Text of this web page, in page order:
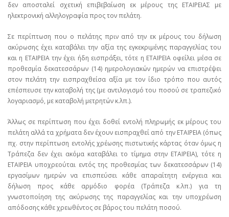
δεν αποσταλεί σχετική επιβεβαίωση εκ μέρους της ΕΤΑΙΡΕΙΑΣ με
ηλεκτρονική αλληλογραφία προς τον πελάτη.
Σε περίπτωση που ο πελάτης πριν από την εκ μέρους του δήλωση
ακύρωσης έχει καταβάλει την αξία της εγκεκριμένης παραγγελίας του
και η ΕΤΑΙΡΕΙΑ την έχει ήδη εισπράξει, τότε η ΕΤΑΙΡΕΙΑ οφείλει μέσα σε
προθεσμία δεκατεσσάρων (14) ημερολογιακών ημερών να επιστρέψει
στον πελάτη την εισπραχθείσα αξία με τον ίδιο τρόπο που αυτός
επέσπευσε την καταβολή της (με αντιλογισμό του ποσού σε τραπεζικό
λογαριασμό, με καταβολή μετρητών κ.λπ.).
Άλλως σε περίπτωση που έχει δοθεί εντολή πληρωμής εκ μέρους του
πελάτη αλλά τα χρήματα δεν έχουν εισπραχθεί από την ΕΤΑΙΡΕΙΑ (όπως
πχ. στην περίπτωση εντολής χρέωσης πιστωτικής κάρτας όταν όμως η
Τράπεζα δεν έχει ακόμα καταβάλει το τίμημα στην ΕΤΑΙΡΕΙΑ), τότε η
ΕΤΑΙΡΕΙΑ υποχρεούται εντός της προθεσμίας των δεκατεσσάρων (14)
εργασίμων ημερών να επισπεύσει κάθε απαραίτητη ενέργεια και
δήλωση προς κάθε αρμόδιο φορέα (Τράπεζα κ.λπ.) για τη
γνωστοποίηση της ακύρωσης της παραγγελίας και την υποχρέωση
απόδοσης κάθε χρεωθέντος σε βάρος του πελάτη ποσού.